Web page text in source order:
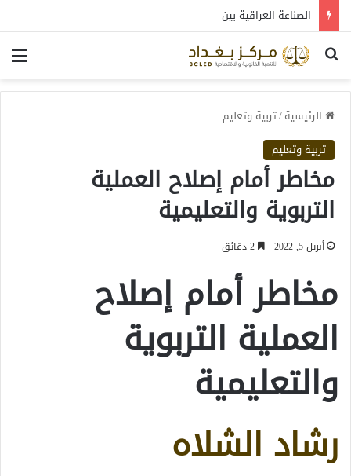
بحث عن
الرئيسية/تربية وتعليم
تربية وتعليم
مخاطر أمام إصلاح العملية
التربوية والتعليمية
أبريل 5, 2022
مخاطر أمام إصلاح
العملية التربوية
والتعليمية
رشاد الشلاه